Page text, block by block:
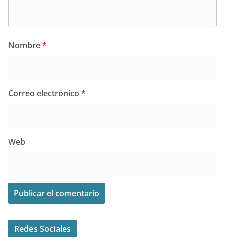
Nombre*
Correo electrónico *
Web
Redes Sociales